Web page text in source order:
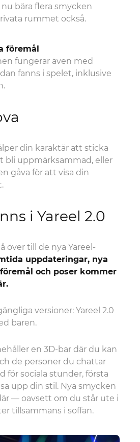
bära flera smycken
rummet också.
föremål
fungerar även med
fanns i spelet, inklusive
din karaktär att sticka
bli uppmärksammad, eller
gåva för att visa din
i Yareel 2.0
över till de nya Yareel-
uppdateringar, nya
och poser kommer
versioner: Yareel 2.0
baren.
en 3D-bar där du kan
de personer du chattar
för sociala stunder, första
upp din stil. Nya smycken
— oavsett om du står ute i
tillsammans i soffan.